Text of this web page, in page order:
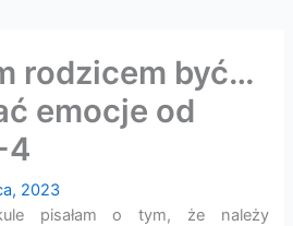
rodzicem być…
emocje od
4
2023
pisałam o tym, że należy